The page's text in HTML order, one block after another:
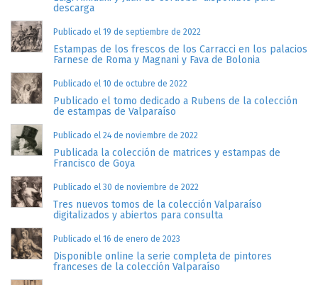
descarga
Publicado el 19 de septiembre de 2022
Estampas de los frescos de los Carracci en los palacios
Farnese de Roma y Magnani y Fava de Bolonia
Publicado el 10 de octubre de 2022
Publicado el tomo dedicado a Rubens de la colección
de estampas de Valparaíso
Publicado el 24 de noviembre de 2022
Publicada la colección de matrices y estampas de
Francisco de Goya
Publicado el 30 de noviembre de 2022
Tres nuevos tomos de la colección Valparaíso
digitalizados y abiertos para consulta
Publicado el 16 de enero de 2023
Disponible online la serie completa de pintores
franceses de la colección Valparaíso